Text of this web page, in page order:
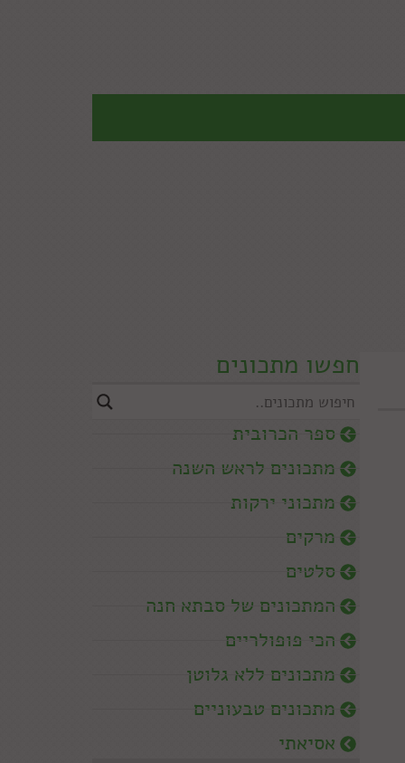
חפשו מתכונים
ספר הכרובית
מתכונים לראש השנה
מתכוני ירקות
מרקים
סלטים
המתכונים של סבתא חנה
הכי פופולריים
מתכונים ללא גלוטן
מתכונים טבעוניים
אסיאתי